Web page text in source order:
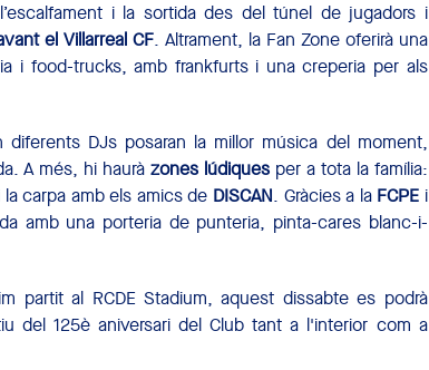
i la sortida des del túnel de jugadors i
el Villarreal CF. Altrament, la Fan Zone oferirà una
i food-trucks, amb frankfurts i una creperia per als
DJs posaran la millor música del moment,
A més, hi hauràzones lúdiques per a tota la família:
carpa amb els amics de DISCAN. Gràcies a la FCPE i
amb una porteria de punteria, pinta-cares blanc-i-
partit al RCDE Stadium, aquest dissabte es podrà
del 125è aniversari del Club tant a l'interior com a